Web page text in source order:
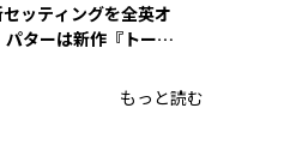
ッティングを全英オ
パターは新作『トーチ
もっと読む